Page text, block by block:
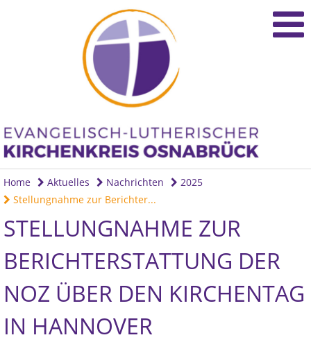
Home Aktuelles Nachrichten
2025
Stellungnahme zur Berichter...
STELLUNGNAHME ZUR
BERICHTERSTATTUNG DER
NOZ ÜBER DEN KIRCHENTAG
IN HANNOVER